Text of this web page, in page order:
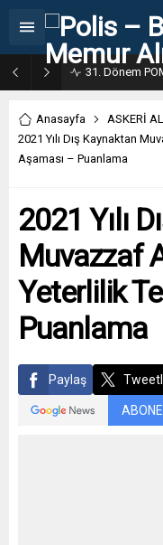
Anasayfa ASKERİ
2021 Yılı Dış Kaynaktan
Aşaması – Puanlama
2021 Yılı
Muvazzaf
Yeterlilik
Puanlama
Paylaş
ABONE